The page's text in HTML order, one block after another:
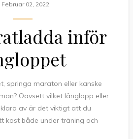
Februar 02, 2022
inför
springa maraton eller kanske
Oavsett vilket långlopp eller
av är det viktigt att du
kost både under träning och